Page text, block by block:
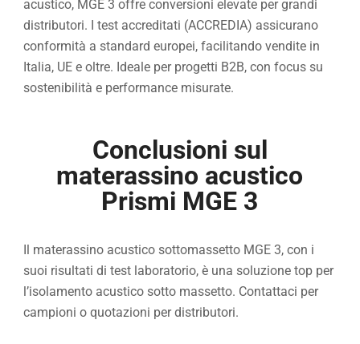
acustico, MGE 3 offre conversioni elevate per grandi
distributori. I test accreditati (ACCREDIA) assicurano
conformità a standard europei, facilitando vendite in
Italia, UE e oltre. Ideale per progetti B2B, con focus su
sostenibilità e performance misurate.
Conclusioni sul
materassino acustico
Prismi MGE 3
Il materassino acustico sottomassetto MGE 3, con i
suoi risultati di test laboratorio, è una soluzione top per
l’isolamento acustico sotto massetto. Contattaci per
campioni o quotazioni per distributori.